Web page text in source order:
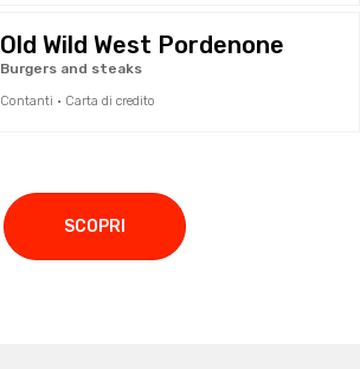
Old Wild West Pordenone
Burgers and steaks
Contanti · Carta di credito
SCOPRI